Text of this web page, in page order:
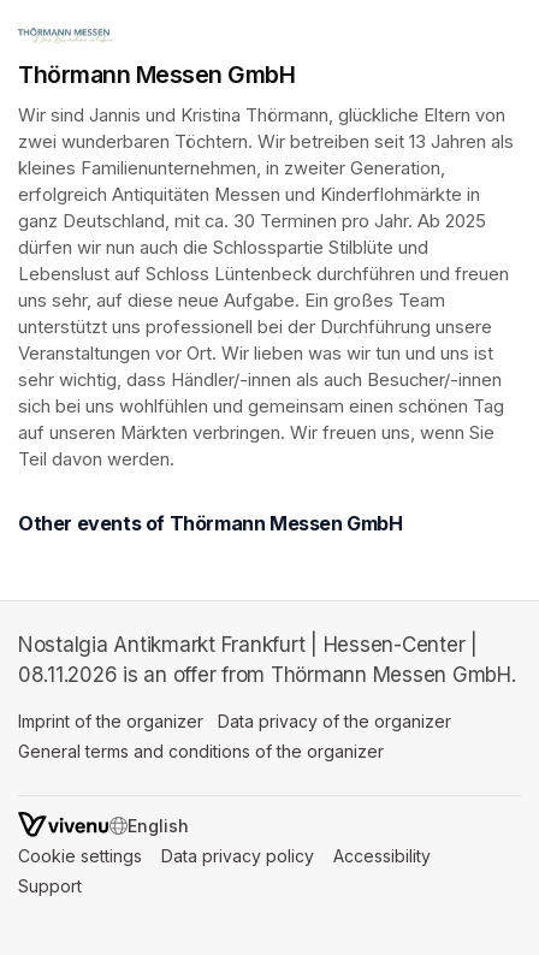
Thörmann Messen GmbH
Wir sind Jannis und Kristina Thörmann, glückliche Eltern von
zwei wunderbaren Töchtern. Wir betreiben seit 13 Jahren als
kleines Familienunternehmen, in zweiter Generation,
erfolgreich Antiquitäten Messen und Kinderflohmärkte in
ganz Deutschland, mit ca. 30 Terminen pro Jahr. Ab 2025
dürfen wir nun auch die Schlosspartie Stilblüte und
Lebenslust auf Schloss Lüntenbeck durchführen und freuen
uns sehr, auf diese neue Aufgabe. Ein großes Team
unterstützt uns professionell bei der Durchführung unsere
Veranstaltungen vor Ort. Wir lieben was wir tun und uns ist
sehr wichtig, dass Händler/-innen als auch Besucher/-innen
sich bei uns wohlfühlen und gemeinsam einen schönen Tag
auf unseren Märkten verbringen. Wir freuen uns, wenn Sie
Teil davon werden.
Other events of Thörmann Messen GmbH
Nostalgia Antikmarkt Frankfurt | Hessen-Center |
08.11.2026 is an offer from Thörmann Messen GmbH.
Imprint of the organizer (opens in a new tab)
Data privacy of the organizer
General terms and conditions of the organizer
SWITCH LANGUAGE
Cookie settings (opens in a new tab)
Data privacy policy (opens in a new tab)
Accessibility
Support